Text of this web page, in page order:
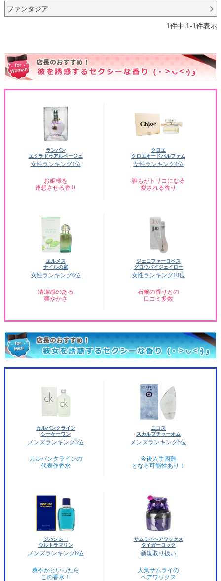
ファンタジア
1件中 1-1件表示
ランバン
エクラドゥアルページュ
女性ランキング1位
お姫様を
連想させる香り
クロエ
クロエオードパルファム
女性ランキング4位
誰もがトリコになる
愛される香り
エルメス
ナイルの庭
女性ランキング6位
清潔感のある
爽やかさ
ジェニファーロペス
グロウバイジェイロー
女性ランキング10位
石鹸の香りとの
口コミ多数
カルバンクライン
シーケーワン
メンズランキング3位
カルバンクラインの
代表作香水
ニコス
スカルプチャーオム
メンズランキング5位
今後入手困難
となる可能性あり！
ジバンシー
ウルトラマリン
メンズランキング6位
爽やかといったら
この香水！
サムライヘアワックス
タイガーロック
新規取り扱い
人気サムライの
ヘアワックス